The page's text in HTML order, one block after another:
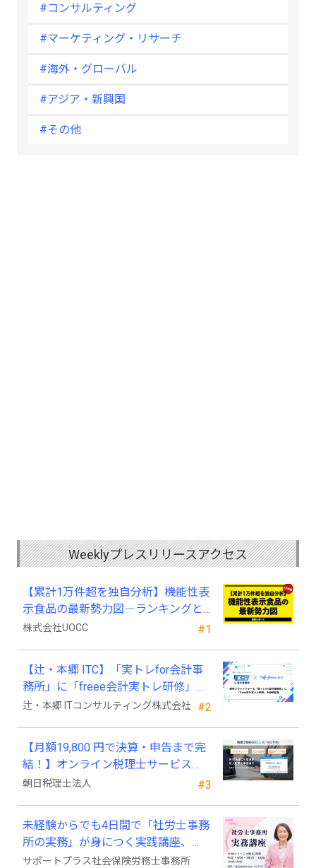
#コンサルティング
#マーケティング・リサーチ
#海外・グローバル
#アジア・新興国
#その他
Weeklyプレスリリースアクセス
#1
【累計1万件超を独自分析】機能性表
示食品の最新勢力図―ランキングと
2025年4月以降の変化
株式会社UOCC
#2
【辻・本郷 ITC】「実トレfor会計事
務所」に「freee会計実トレ研修」を
新規追加
辻・本郷 ITコンサルティング株式会社
#3
【月額19,800 円で決算・申告まで完
結！】オンライン税理士サービス
「Wiz サポ」
朝日税理士法人
未経験からでも4日間で「社労士事務
所の実務」が身につく実践講座、
2026年9月開講
サポートプラス社会保険労務士事務所